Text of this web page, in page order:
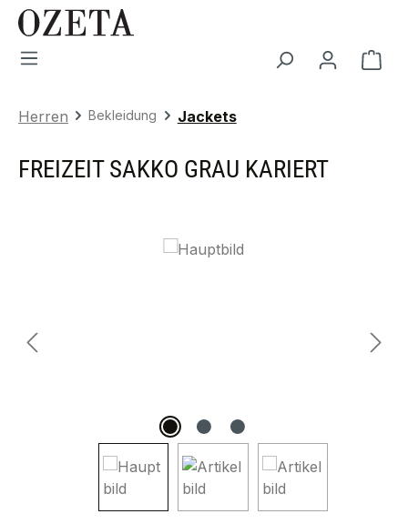
Zum Hauptinhalt springen
Herren Bekleidung Jackets
FREIZEIT SAKKO GRAU KARIERT
Bildergalerie überspringen